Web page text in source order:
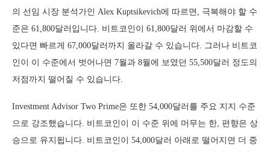
의 선임 시장 분석가인 Alex Kuptsikevich에 따르면, 극복해야 할 수
준은 61,800달러입니다. 비트코인이 61,800달러 위에서 마감할 수
있다면 빠르게 67,000달러까지 올라갈 수 있습니다. 그러나 비트코
인이 이 수준에서 벗어나면 7월과 8월에 보였던 55,500달러 정도의
저점까지 떨어질 수 있습니다.
Investment Advisor Two Prime은 또한 54,000달러를 주요 지지 수준
으로 강조했습니다. 비트코인이 이 수준 위에 머무는 한, 편향은 상
승으로 유지됩니다. 비트코인이 54,000달러 아래로 떨어지면 더 중